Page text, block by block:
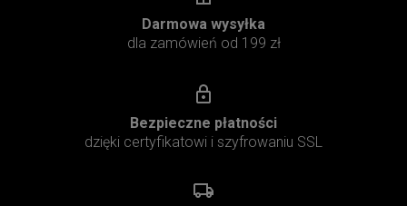
Darmowa wysyłka
dla zamówień od 199 zł
Bezpieczne płatności
dzięki certyfikatowi i szyfrowaniu SSL